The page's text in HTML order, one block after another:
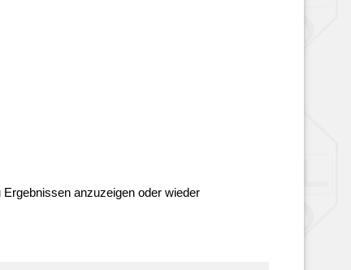
anzuzeigen oder wieder